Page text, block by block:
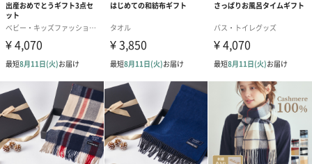
それが私たち益久染織研究所です。
ストールを大切な方への贈り物に
ふんわりと顔まわりを優しく包み込んでくれる、チクチクせず静
電気の起きないストール。老若男女問わずに使用できるデザイン
で贈り物にもぴったり。さまざまなシーンでぜひご利用くださ
い。